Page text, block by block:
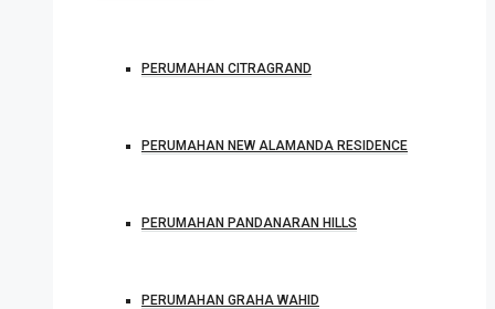
PERUMAHAN CITRAGRAND
PERUMAHAN NEW ALAMANDA RESIDENCE
PERUMAHAN PANDANARAN HILLS
PERUMAHAN GRAHA WAHID